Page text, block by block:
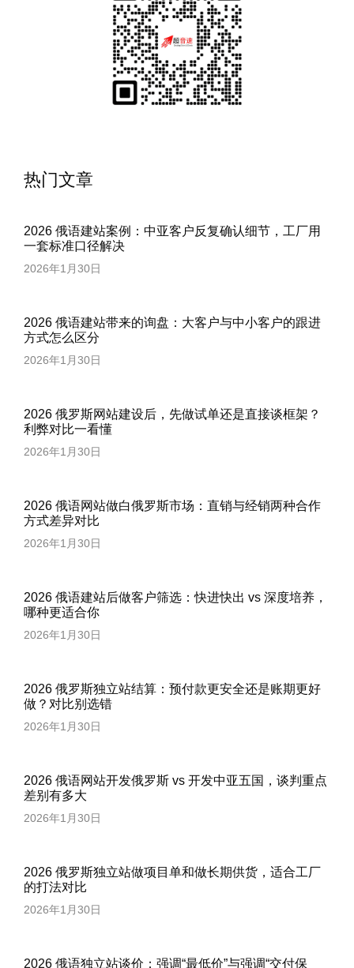
热门文章
2026 俄语建站案例：中亚客户反复确认细节，工厂用
一套标准口径解决
2026年1月30日
2026 俄语建站带来的询盘：大客户与中小客户的跟进
方式怎么区分
2026年1月30日
2026 俄罗斯网站建设后，先做试单还是直接谈框架？
利弊对比一看懂
2026年1月30日
2026 俄语网站做白俄罗斯市场：直销与经销两种合作
方式差异对比
2026年1月30日
2026 俄语建站后做客户筛选：快进快出 vs 深度培养，
哪种更适合你
2026年1月30日
2026 俄罗斯独立站结算：预付款更安全还是账期更好
做？对比别选错
2026年1月30日
2026 俄语网站开发俄罗斯 vs 开发中亚五国，谈判重点
差别有多大
2026年1月30日
2026 俄罗斯独立站做项目单和做长期供货，适合工厂
的打法对比
2026年1月30日
2026 俄语独立站谈价：强调“最低价”与强调“交付保